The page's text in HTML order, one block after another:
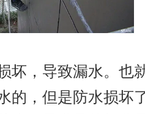
坏，导致漏水。也
的，但是防水损坏